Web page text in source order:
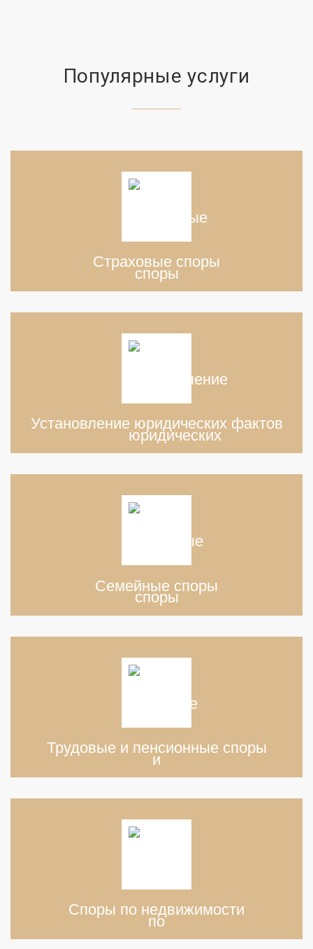
Популярные услуги
Страховые споры
Установление юридических фактов
Семейные споры
Трудовые и пенсионные споры
Споры по недвижимости